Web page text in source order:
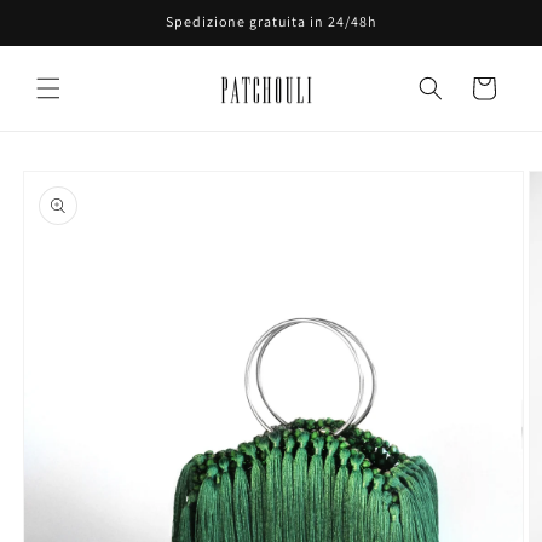
ai contenuti
Spedizione gratuita in 24/48h
Carrello
informazioni
sul prodotto